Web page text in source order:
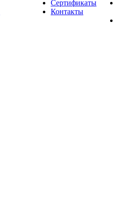
Сертификаты
Контакты